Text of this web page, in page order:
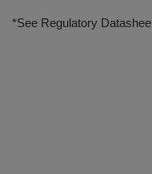
*See Regulatory